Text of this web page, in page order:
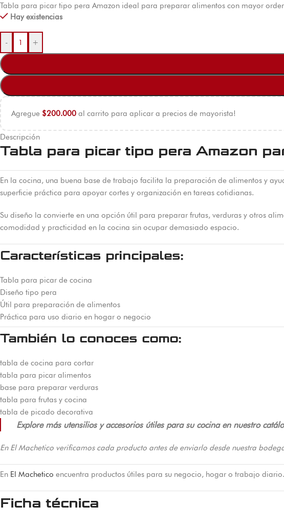
Tabla para picar tipo pera Amazon ideal para preparar alimentos con mayor
Hay existencias
- +
Agregue $200.000 al carrito para aplicar a precios de mayorista!
Descripción
Tabla para picar tipo pera Amazon
En la cocina, una buena base de trabajo facilita la preparación de alimentos y
superficie práctica para apoyar cortes y organización en tareas cotidianas.
Su diseño la convierte en una opción útil para preparar frutas, verduras y otros
comodidad y practicidad en la cocina sin ocupar demasiado espacio.
Características principales:
Tabla para picar de cocina
Diseño tipo pera
Útil para preparación de alimentos
Práctica para uso diario en hogar o negocio
También lo conoces como:
tabla de cocina para cortar
tabla para picar alimentos
base para preparar verduras
tabla para frutas y cocina
tabla de picado decorativa
Explore más utensilios y accesorios útiles para su cocina en nuestro
En El Machetico verificamos cada producto antes de enviarlo desde nuestra
En El Machetico encuentra productos útiles para su negocio, hogar o trabajo
Ficha técnica